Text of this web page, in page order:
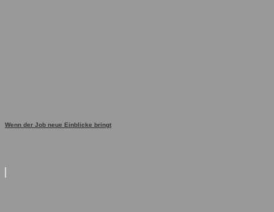
Wenn der Job neue Einblicke bringt